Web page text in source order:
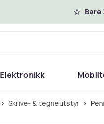
Elektronikk
Skrive- & tegneutstyr